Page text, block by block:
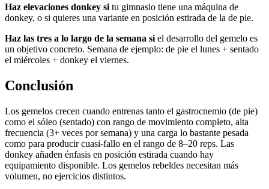
Haz elevaciones donkey si tu gimnasio tiene una máquina de
donkey, o si quieres una variante en posición estirada de la de pie.
Haz las tres a lo largo de la semana si el desarrollo del gemelo es
un objetivo concreto. Semana de ejemplo: de pie el lunes + sentado
el miércoles + donkey el viernes.
Conclusión
Los gemelos crecen cuando entrenas tanto el gastrocnemio (de pie)
como el sóleo (sentado) con rango de movimiento completo, alta
frecuencia (3+ veces por semana) y una carga lo bastante pesada
como para producir cuasi-fallo en el rango de 8–20 reps. Las
donkey añaden énfasis en posición estirada cuando hay
equipamiento disponible. Los gemelos rebeldes necesitan más
volumen, no ejercicios distintos.